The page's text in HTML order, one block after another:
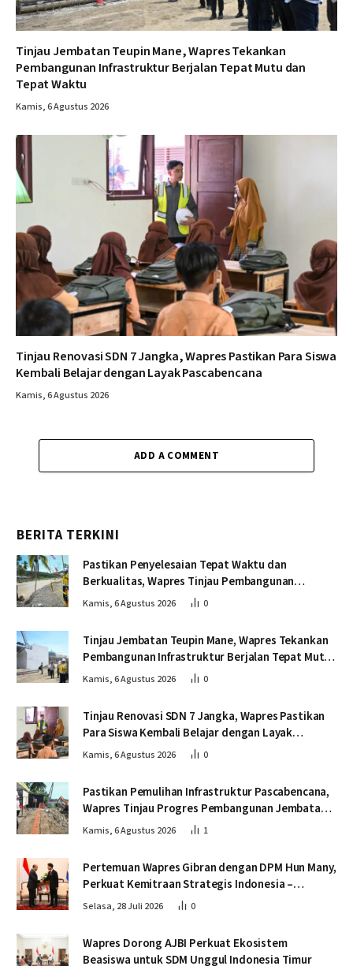
Tinjau Jembatan Teupin Mane, Wapres Tekankan
Pembangunan Infrastruktur Berjalan Tepat Mutu dan
Tepat Waktu
Kamis, 6 Agustus 2026
Tinjau Renovasi SDN 7 Jangka, Wapres Pastikan Para Siswa
Kembali Belajar dengan Layak Pascabencana
Kamis, 6 Agustus 2026
ADD A COMMENT
BERITA TERKINI
Pastikan Penyelesaian Tepat Waktu dan
Berkualitas, Wapres Tinjau Pembangunan
Jembatan Lumut
Kamis, 6 Agustus 2026 0
Tinjau Jembatan Teupin Mane, Wapres Tekankan
Pembangunan Infrastruktur Berjalan Tepat Mutu
dan Tepat Waktu
Kamis, 6 Agustus 2026 0
Tinjau Renovasi SDN 7 Jangka, Wapres Pastikan
Para Siswa Kembali Belajar dengan Layak
Pascabencana
Kamis, 6 Agustus 2026 0
Pastikan Pemulihan Infrastruktur Pascabencana,
Wapres Tinjau Progres Pembangunan Jembatan
Krueng Tingkeum Bireuen
Kamis, 6 Agustus 2026 1
Pertemuan Wapres Gibran dengan DPM Hun Many,
Perkuat Kemitraan Strategis Indonesia –
Kamboja
Selasa, 28 Juli 2026 0
Wapres Dorong AJBI Perkuat Ekosistem
Beasiswa untuk SDM Unggul Indonesia Timur